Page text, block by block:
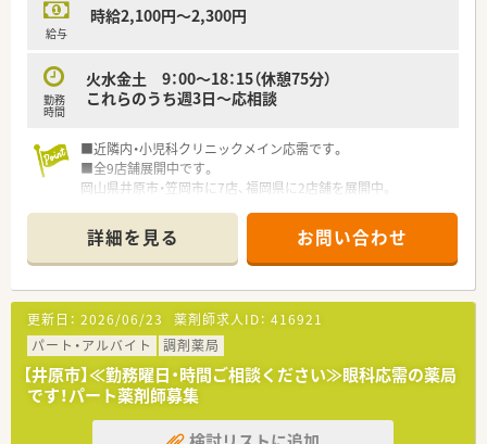
■地域に密着した薬局で働きたい方
■年収アップ・キャリアアップを目指したい方
給与
時給2,100円～2,300円
勤務
時間
火水金土 9：00～18：15（休憩75分）
これらのうち週3日～応相談
■近隣内・小児科クリニックメイン応需です。
■全9店舗展開中です。
岡山県井原市・笠岡市に7店、福岡県に2店舗を展開中。
スタッフの平均年齢は30代前半と非常に若く、新規出店も計画
中。在宅医療に興味がある方も積極募集しています。
詳細を見る お問い合わせ
更新日： 2026/06/23 薬剤師求人ID： 416921
パート・アルバイト
調剤薬局
【井原市】≪勤務曜日・時間ご相談ください≫眼科応需の薬局
です！パート薬剤師募集